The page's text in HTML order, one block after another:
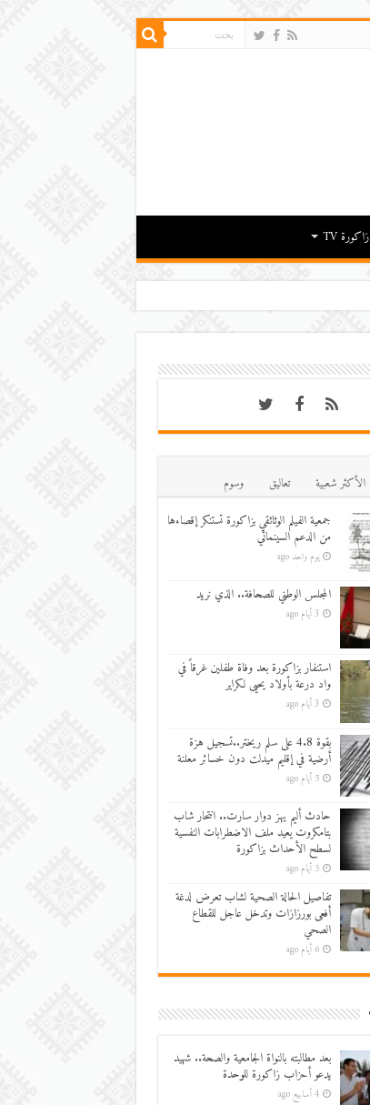
زاكورة TV
اﻷكثر شعبية تعاليق
وسوم
جمعية الفيلم الوثائقي بزاكورة تستنكر إقصاءها
من الدعم السينمائي
يوم واحد ago
المجلس الوطني للصحافة.. الذي نريد
3 أيام ago
استنفار بزاكورة بعد وفاة طفلين غرقاً في
واد درعة بأولاد يحيى لكراير
3 أيام ago
بقوة 4.8 على سلم ريختر..تسجيل هزة
أرضية في إقليم ميدلت دون خسائر معلنة
5 أيام ago
حادث أليم يهز دوار سارت.. انتحار شاب
بتامكروت يعيد ملف الاضطرابات النفسية
لسطح الأحداث بزاكورة
5 أيام ago
تفاصيل الحالة الصحية لشاب تعرض لدغة
أفعى بورزازات وتدخل عاجل للقطاع
الصحي
6 أيام ago
بعد مطالبته بالنواة الجامعية والصحة.. شهيد
يدعو أحزاب زاكورة للوحدة
4 أسابيع ago